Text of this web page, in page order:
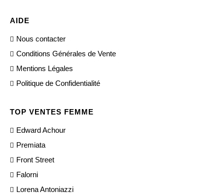
AIDE
Nous contacter
Conditions Générales de Vente
Mentions Légales
Politique de Confidentialité
TOP VENTES FEMME
Edward Achour
Premiata
Front Street
Falorni
Lorena Antoniazzi